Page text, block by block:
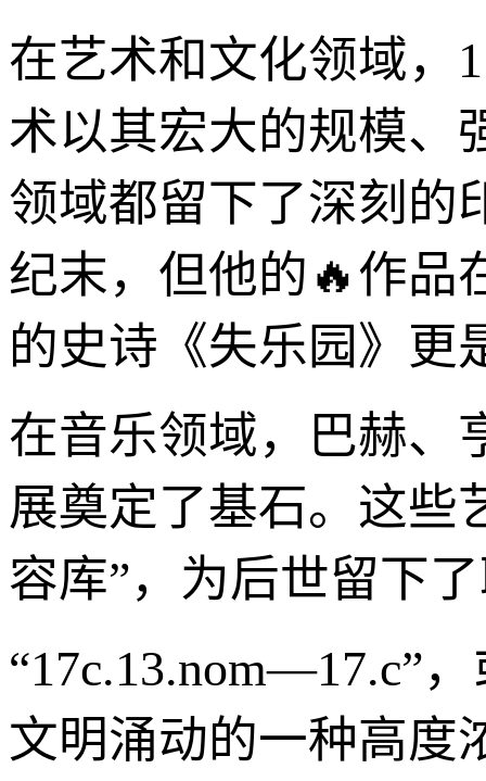
在艺术和文化领域，
术以其宏大的规模、
领域都留下了深刻的
纪末，但他的🔥作品
的史诗《失乐园》更
在音乐领域，巴赫、
展奠定了基石。这些
容库”，为后世留下
“17c.13.nom—17.c”
文明涌动的一种高度